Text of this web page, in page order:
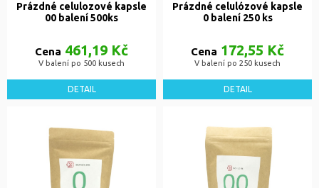
Prázdné celulozové kapsle
00 balení 500ks
Cena 461,19 Kč
V balení po 500 kusech
DETAIL
Prázdné celulózové kapsle
0 balení 250 ks
Cena 172,55 Kč
V balení po 250 kusech
DETAIL